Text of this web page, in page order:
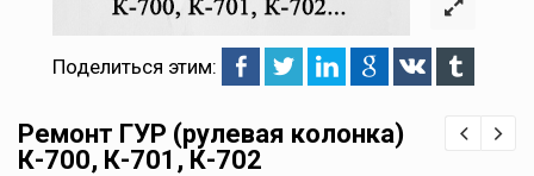
Поделиться этим:
Ремонт ГУР (рулевая колонка)
К-700, К-701, К-702